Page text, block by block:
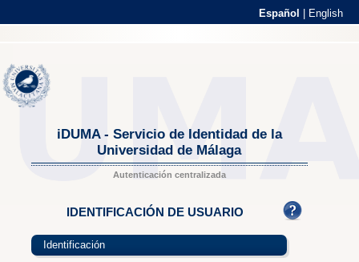
Español English
iDUMA - Servicio de Identidad de la
Universidad de Málaga
Autenticación centralizada
IDENTIFICACIÓN DE USUARIO
Identificación